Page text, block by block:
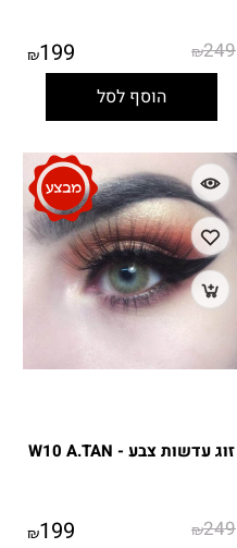
₪249
₪199
הוסף לסל
זוג עדשות צבע - W10 A.TAN
₪249
₪199